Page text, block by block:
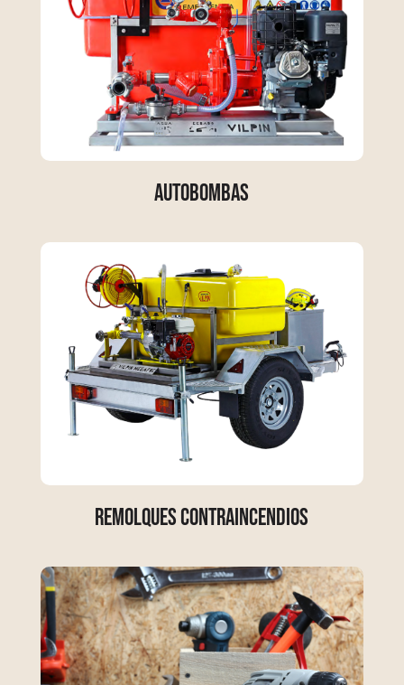
Autobombas
Remolques Contraincendios